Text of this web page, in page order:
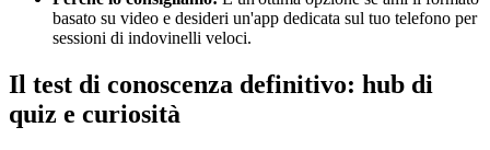
basato su video e desideri un'app dedicata sul tuo telefono per
sessioni di indovinelli veloci.
Il test di conoscenza definitivo: hub di
quiz e curiosità